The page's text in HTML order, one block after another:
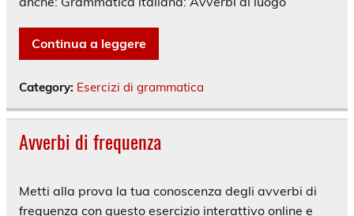
Continua a leggere
Category: Esercizi di grammatica
Avverbi di frequenza
Metti alla prova la tua conoscenza degli avverbi di
frequenza con questo esercizio interattivo online e